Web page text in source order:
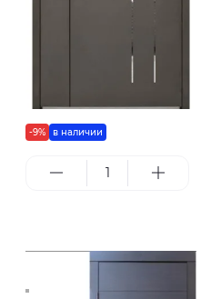
-9% в наличии